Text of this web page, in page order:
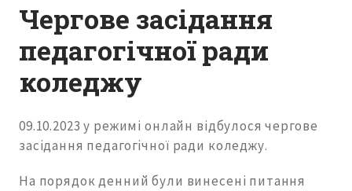
Чергове засідання
педагогічної ради
коледжу
09.10.2023 у режимі онлайн відбулося чергове
засідання педагогічної ради коледжу.
На порядок денний були винесені питання